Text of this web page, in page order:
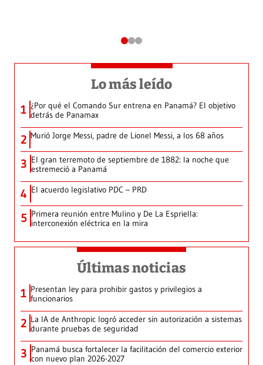
Lo más leído
1 ¿Por qué el Comando Sur entrena en Panamá? El objetivo
detrás de Panamax
2 Murió Jorge Messi, padre de Lionel Messi, a los 68 años
3 El gran terremoto de septiembre de 1882: la noche que
estremeció a Panamá
4 El acuerdo legislativo PDC – PRD
5 Primera reunión entre Mulino y De La Espriella:
interconexión eléctrica en la mira
Últimas noticias
1 Presentan ley para prohibir gastos y privilegios a
funcionarios
2 La IA de Anthropic logró acceder sin autorización a sistemas
durante pruebas de seguridad
3 Panamá busca fortalecer la facilitación del comercio exterior
con nuevo plan 2026-2027